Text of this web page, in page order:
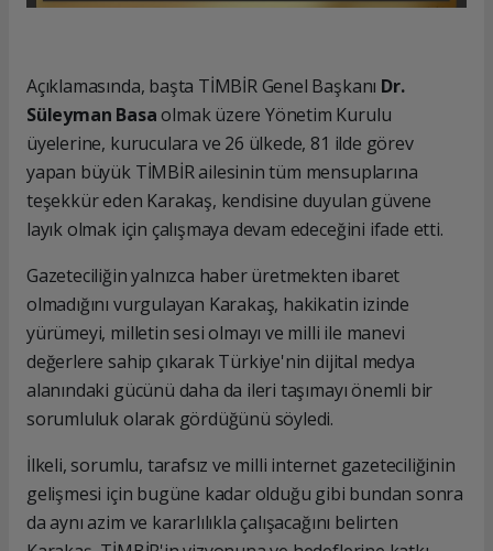
Açıklamasında, başta TİMBİR Genel Başkanı Dr.
Süleyman Basaolmak üzere Yönetim Kurulu
üyelerine, kuruculara ve 26 ülkede, 81 ilde görev
yapan büyük TİMBİR ailesinin tüm mensuplarına
teşekkür eden Karakaş, kendisine duyulan güvene
layık olmak için çalışmaya devam edeceğini ifade etti.
Gazeteciliğin yalnızca haber üretmekten ibaret
olmadığını vurgulayan Karakaş, hakikatin izinde
yürümeyi, milletin sesi olmayı ve milli ile manevi
değerlere sahip çıkarak Türkiye'nin dijital medya
alanındaki gücünü daha da ileri taşımayı önemli bir
sorumluluk olarak gördüğünü söyledi.
İlkeli, sorumlu, tarafsız ve milli internet gazeteciliğinin
gelişmesi için bugüne kadar olduğu gibi bundan sonra
da aynı azim ve kararlılıkla çalışacağını belirten